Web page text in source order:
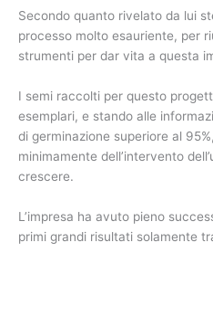
Secondo quanto rivelato da lui
processo molto esauriente, per
strumenti per dar vita a questa
I semi raccolti per questo
esemplari, e stando alle
di germinazione superiore al
minimamente dell’intervento
crescere.
L’impresa ha avuto pieno
primi grandi risultati solamente